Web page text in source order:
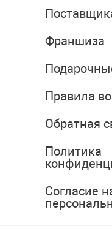
Франшиза
Правила
Обратная
Политика
Согласие